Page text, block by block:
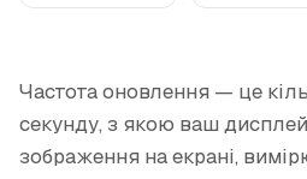
Частота оновлення — це
секунду, з якою ваш
зображення на екрані,